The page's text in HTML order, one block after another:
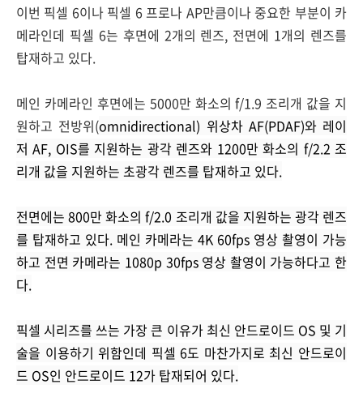
이번 픽셀 6이나 픽셀 6 프로나 AP만큼이나 중요한 부분이 카
메라인데 픽셀 6는 후면에 2개의 렌즈, 전면에 1개의 렌즈를
탑재하고 있다.
메인 카메라인 후면에는 5000만 화소의 f/1.9 조리개 값을 지
원하고 전방위(omnidirectional) 위상차 AF(PDAF)와 레이
저 AF, OIS를 지원하는 광각 렌즈와 1200만 화소의 f/2.2 조
리개 값을 지원하는 초광각 렌즈를 탑재하고 있다.
전면에는 800만 화소의 f/2.0 조리개 값을 지원하는 광각 렌즈
를 탑재하고 있다. 메인 카메라는 4K 60fps 영상 촬영이 가능
하고 전면 카메라는 1080p 30fps 영상 촬영이 가능하다고 한
다.
픽셀 시리즈를 쓰는 가장 큰 이유가 최신 안드로이드 OS 및 기
술을 이용하기 위함인데 픽셀 6도 마찬가지로 최신 안드로이
드 OS인 안드로이드 12가 탑재되어 있다.